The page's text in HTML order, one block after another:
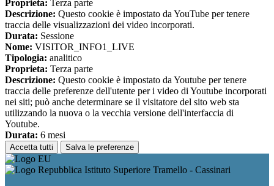
Proprieta: Terza parte
Descrizione: Questo cookie è impostato da YouTube per tenere
traccia delle visualizzazioni dei video incorporati.
Durata: Sessione
Nome: VISITOR_INFO1_LIVE
Tipologia: analitico
Proprieta: Terza parte
Descrizione: Questo cookie è impostato da Youtube per tenere
traccia delle preferenze dell'utente per i video di Youtube incorporati
nei siti; può anche determinare se il visitatore del sito web sta
utilizzando la nuova o la vecchia versione dell'interfaccia di
Youtube.
Durata: 6 mesi
Accetta tutti Salva le preferenze
Istituto Superiore Tramello - Cassinari